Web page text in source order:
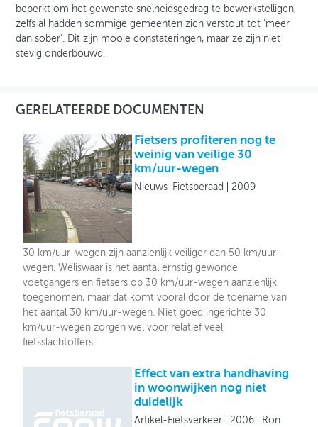
beperkt om het gewenste snelheidsgedrag te bewerkstelligen,
zelfs al hadden sommige gemeenten zich verstout tot ‘meer
dan sober’. Dit zijn mooie constateringen, maar ze zijn niet
stevig onderbouwd.
GERELATEERDE DOCUMENTEN
Fietsers profiteren nog te
weinig van veilige 30
km/uur-wegen
Nieuws-Fietsberaad 2009
30 km/uur-wegen zijn aanzienlijk veiliger dan 50 km/uur-
wegen. Weliswaar is het aantal ernstig gewonde
voetgangers en fietsers op 30 km/uur-wegen aanzienlijk
toegenomen, maar dat komt vooral door de toename van
het aantal 30 km/uur-wegen. Niet goed ingerichte 30
km/uur-wegen zorgen wel voor relatief veel
fietsslachtoffers.
Effect van extra handhaving
in woonwijken nog niet
duidelijk
Artikel-Fietsverkeer 2006
Ron